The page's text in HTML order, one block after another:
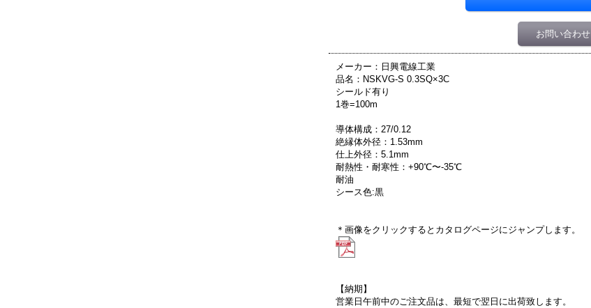
お問い合わせ
メーカー：日興電線工業
品名：NSKVG-S 0.3SQ×3C
シールド有り
1巻=100m
導体構成：27/0.12
絶縁体外径：1.53mm
仕上外径：5.1mm
耐熱性・耐寒性：+90℃〜-35℃
耐油
シース色:黒
＊画像をクリックするとカタログページにジャンプします。
【納期】
営業日午前中のご注文品は、最短で翌日に出荷致します。